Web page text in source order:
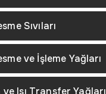
Sıvıları
ve İşleme Yağları
ve Isı Transfer Yağları